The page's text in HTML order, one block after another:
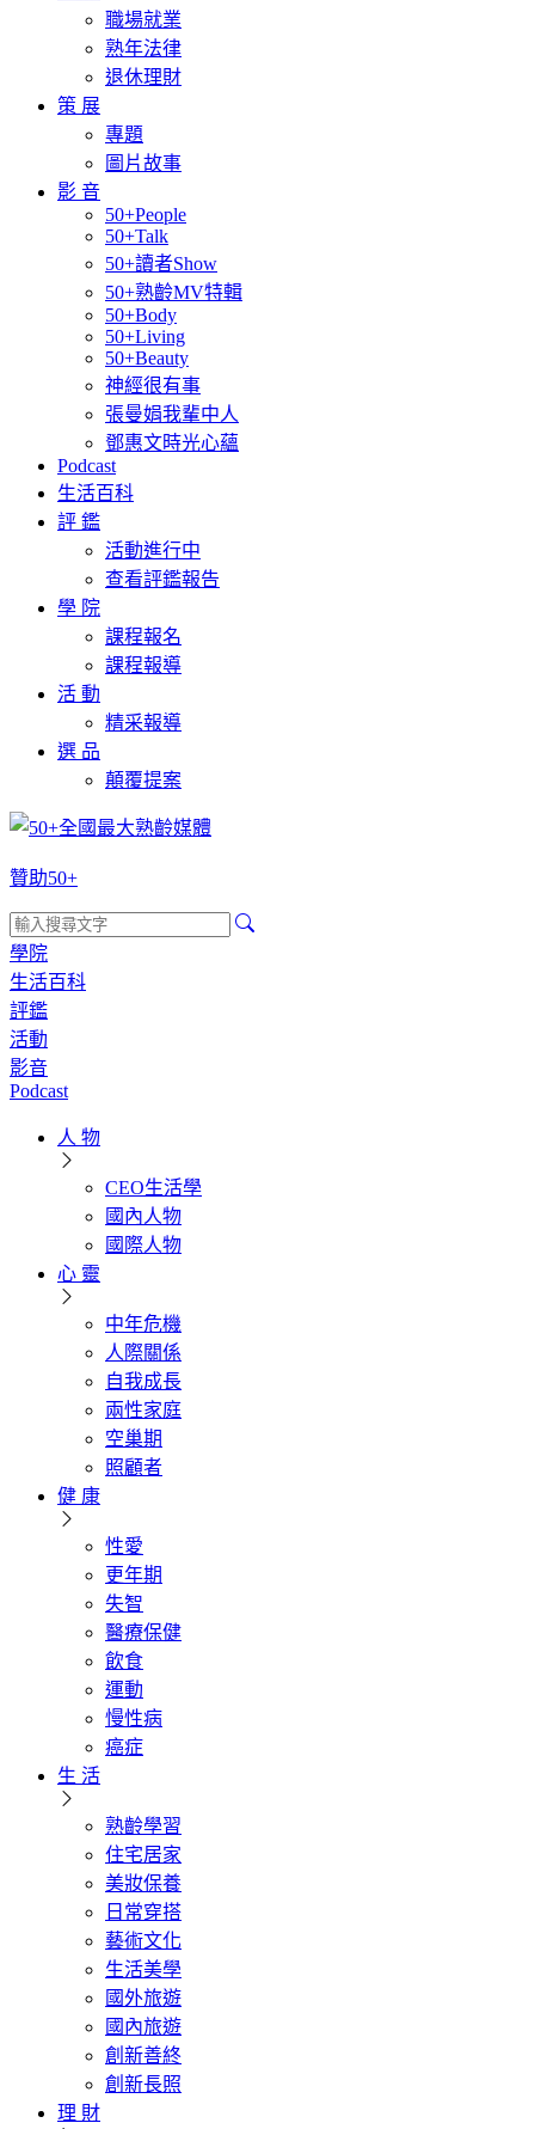
職場就業
熟年法律
退休理財
策 展
專題
圖片故事
影 音
50+People
50+Talk
50+讀者Show
50+熟齡MV特輯
50+Body
50+Living
50+Beauty
神經很有事
張曼娟我輩中人
鄧惠文時光心蘊
Podcast
生活百科
評 鑑
活動進行中
查看評鑑報告
學 院
課程報名
課程報導
活 動
精采報導
選 品
顛覆提案
贊助50+
學院
生活百科
評鑑
活動
影音
Podcast
人 物
CEO生活學
國內人物
國際人物
心 靈
中年危機
人際關係
自我成長
兩性家庭
空巢期
照顧者
健 康
性愛
更年期
失智
醫療保健
飲食
運動
慢性病
癌症
生 活
熟齡學習
住宅居家
美妝保養
日常穿搭
藝術文化
生活美學
國外旅遊
國內旅遊
創新善終
創新長照
理 財